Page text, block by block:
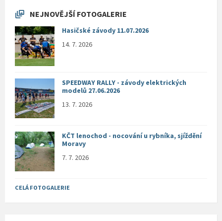
NEJNOVĚJŠÍ FOTOGALERIE
Hasičské závody 11.07.2026
14. 7. 2026
SPEEDWAY RALLY - závody elektrických
modelů 27.06.2026
13. 7. 2026
KČT lenochod - nocování u rybníka, sjíždění
Moravy
7. 7. 2026
CELÁ FOTOGALERIE